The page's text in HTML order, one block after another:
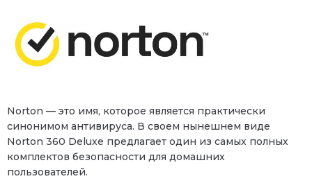
Norton — это имя, которое является практически
синонимом антивируса. В своем нынешнем виде
Norton 360 Deluxe предлагает один из самых полных
комплектов безопасности для домашних
пользователей.